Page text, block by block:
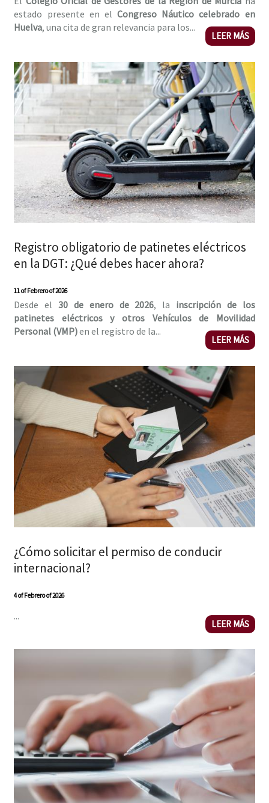
estado presente en elCongreso Náutico celebrado en
Huelva, una cita de gran relevancia para los...
LEER MÁS
Registro obligatorio de patinetes eléctricos
en la DGT: ¿Qué debes hacer ahora?
11 of Febrero of 2026
Desde el30 de enero de 2026, la inscripción de los
patinetes eléctricos y otros Vehículos de Movilidad
Personal (VMP)en el registro de la...
LEER MÁS
¿Cómo solicitar el permiso de conducir
internacional?
4 of Febrero of 2026
...
LEER MÁS